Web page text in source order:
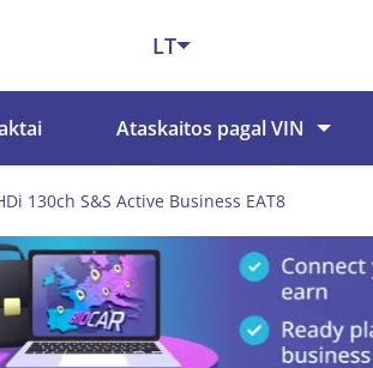
LT
Ataskaitos pagal VIN
130ch S&S Active Business EAT8